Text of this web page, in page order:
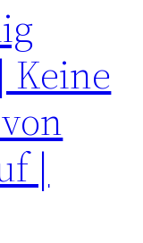
Keine
|